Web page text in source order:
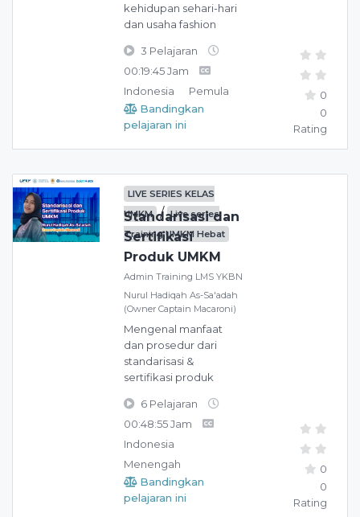
kehidupan sehari-hari
dan usaha fashion
3 Pelajaran
00:19:45 Jam
Indonesia
Pemula
Bandingkan
pelajaran ini
0
0
Rating
LIVE SERIES KELAS
UMKM / Live series
Training UMKM Hebat
Standarisasi dan
Sertifikasi
Produk UMKM
Admin Training LMS YKBN
Nurul Hadiqah As-Sa'adah
(Owner Captain Macaroni)
Mengenal manfaat
dan prosedur dari
standarisasi &
sertifikasi produk
6 Pelajaran
00:48:55 Jam
Indonesia
Menengah
Bandingkan
pelajaran ini
0
0
Rating